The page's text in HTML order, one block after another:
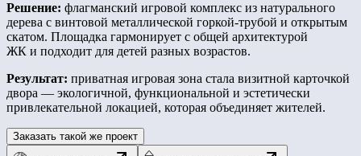
Решение: флагманский игровой комплекс из натурального
дерева с винтовой металлической горкой-трубой и открытым
скатом. Площадка гармонирует с общей архитектурой
ЖК и подходит для детей разных возрастов.
Результат: приватная игровая зона стала визитной карточкой
двора — экологичной, функциональной и эстетически
привлекательной локацией, которая объединяет жителей.
Заказать такой же проект